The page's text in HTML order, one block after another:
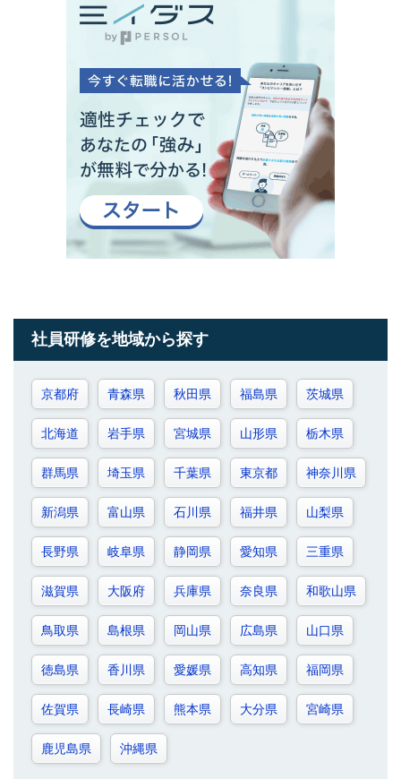
社員研修を地域から探す
京都府 青森県 秋田県 福島県 茨城県
北海道 岩手県 宮城県 山形県 栃木県
群馬県 埼玉県 千葉県 東京都 神奈川県
新潟県 富山県 石川県 福井県 山梨県
長野県 岐阜県 静岡県 愛知県 三重県
滋賀県 大阪府 兵庫県 奈良県 和歌山県
鳥取県 島根県 岡山県 広島県 山口県
徳島県 香川県 愛媛県 高知県 福岡県
佐賀県 長崎県 熊本県 大分県 宮崎県
鹿児島県 沖縄県